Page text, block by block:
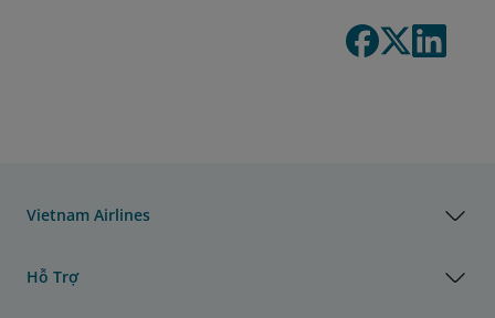
Vietnam Airlines
Hỗ Trợ